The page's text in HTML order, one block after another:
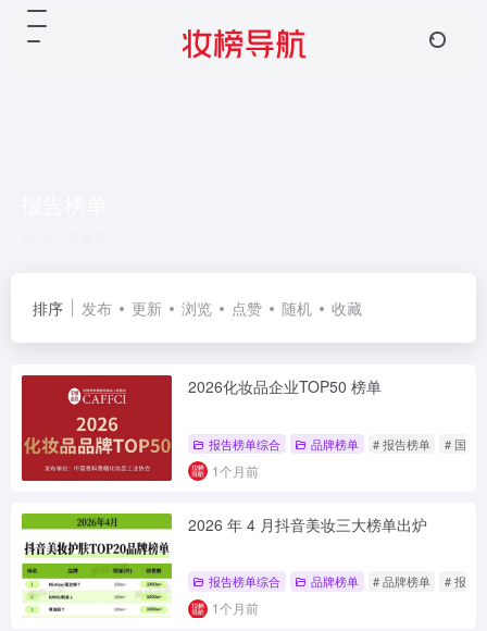
排序 发布 更新 浏览 点赞 随机 收藏
2026化妆品企业TOP50 榜单
报告榜单综合 品牌榜单 # 报告榜单 # 国货
1个月前
2026 年 4 月抖音美妆三大榜单出炉
报告榜单综合 品牌榜单 # 品牌榜单 # 报告
1个月前